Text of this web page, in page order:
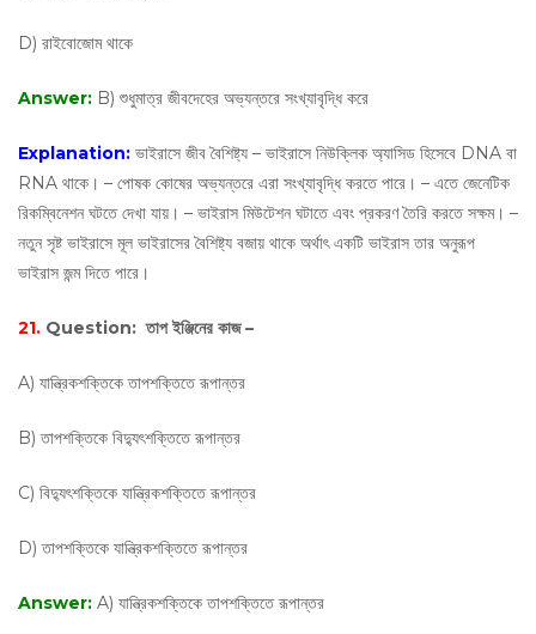
D) রাইবোজোম থাকে
Answer: B) শুধুমাত্র জীবদেহের অভ্যন্তরে সংখ্যাবৃদ্ধি করে
Explanation: ভাইরাসে জীব বৈশিষ্ট্য – ভাইরাসে নিউক্লিক অ্যাসিড হিসেবে DNA বা
RNA থাকে। – পোষক কোষের অভ্যন্তরে এরা সংখ্যাবৃদ্ধি করতে পারে। – এতে জেনেটিক
রিকম্বিনেশন ঘটতে দেখা যায়। – ভাইরাস মিউটেশন ঘটাতে এবং প্রকরণ তৈরি করতে সক্ষম। –
নতুন সৃষ্ট ভাইরাসে মূল ভাইরাসের বৈশিষ্ট্য বজায় থাকে অর্থাৎ একটি ভাইরাস তার অনুরূপ
ভাইরাস জন্ম দিতে পারে।
21. Question: তাপ ইঞ্জিনের কাজ –
A) যান্ত্রিকশক্তিকে তাপশক্তিতে রূপান্তর
B) তাপশক্তিকে বিদ্যুৎশক্তিতে রূপান্তর
C) বিদ্যুৎশক্তিকে যান্ত্রিকশক্তিতে রূপান্তর
D) তাপশক্তিকে যান্ত্রিকশক্তিতে রূপান্তর
Answer: A) যান্ত্রিকশক্তিকে তাপশক্তিতে রূপান্তর